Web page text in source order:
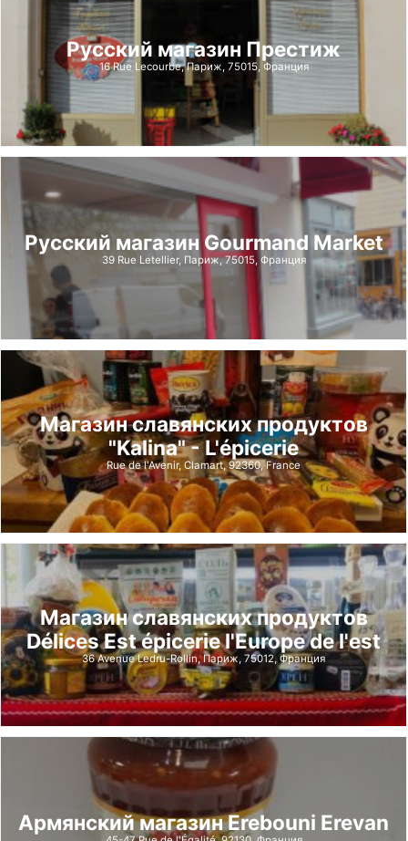
Русский магазин Престиж
16 Rue Lecourbe, Париж, 75015, Франция
Русский магазин Gourmand Market
39 Rue Letellier, Париж, 75015, Франция
Магазин славянских продуктов
"Kalina" - L'épicerie
Rue de l'Avenir, Clamart, 92360, France
Магазин славянских продуктов
Délices Est épicerie l'Europe de l'est
36 Avenue Ledru-Rollin, Париж, 75012, Франция
Армянский магазин Erebouni Erevan